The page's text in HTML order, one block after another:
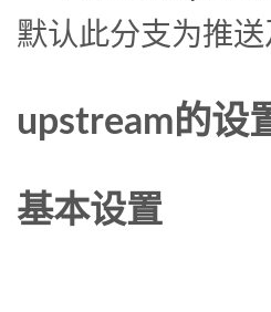
默认此分支为推
upstream的设
基本设置